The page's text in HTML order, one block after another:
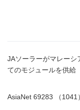
JAソーラーがマレーシ
てのモジュールを供給
AsiaNet 69283 （1041